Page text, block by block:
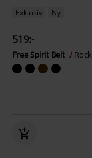
Exklusiv Ny
519:-
Free Spirit Belt